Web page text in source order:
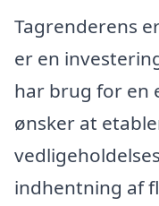
Tagrenderens
er en
har brug for en
ønsker at
indhentning af